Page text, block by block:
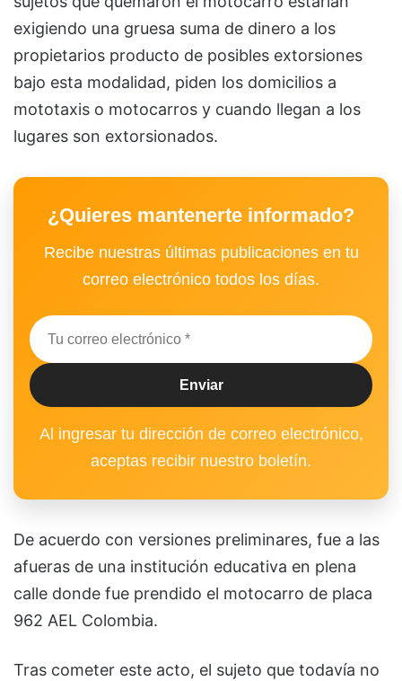
exigiendo una gruesa suma de dinero a los
propietarios producto de posibles extorsiones
bajo esta modalidad, piden los domicilios a
mototaxis o motocarros y cuando llegan a los
lugares son extorsionados.
¿Quieres mantenerte informado?
Recibe nuestras últimas publicaciones en tu
correo electrónico todos los días.
Al ingresar tu dirección de correo electrónico,
aceptas recibir nuestro boletín.
De acuerdo con versiones preliminares, fue a las
afueras de una institución educativa en plena
calle donde fue prendido el motocarro de placa
962 AEL Colombia.
Tras cometer este acto, el sujeto que todavía no